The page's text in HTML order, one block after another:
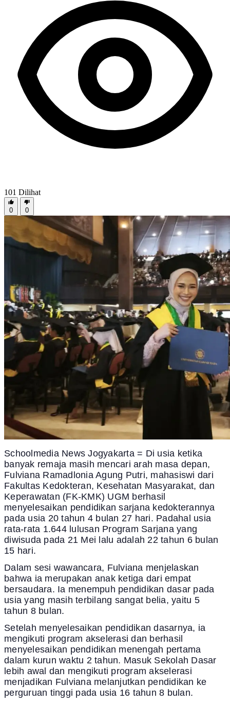
101 Dilihat
0 0
Schoolmedia News Jogyakarta = Di usia ketika
banyak remaja masih mencari arah masa depan,
Fulviana Ramadlonia Agung Putri, mahasiswi dari
Fakultas Kedokteran, Kesehatan Masyarakat, dan
Keperawatan (FK-KMK) UGM berhasil
menyelesaikan pendidikan sarjana kedokterannya
pada usia 20 tahun 4 bulan 27 hari. Padahal usia
rata-rata 1.644 lulusan Program Sarjana yang
diwisuda pada 21 Mei lalu adalah 22 tahun 6 bulan
15 hari.
Dalam sesi wawancara, Fulviana menjelaskan
bahwa ia merupakan anak ketiga dari empat
bersaudara. Ia menempuh pendidikan dasar pada
usia yang masih terbilang sangat belia, yaitu 5
tahun 8 bulan.
Setelah menyelesaikan pendidikan dasarnya, ia
mengikuti program akselerasi dan berhasil
menyelesaikan pendidikan menengah pertama
dalam kurun waktu 2 tahun. Masuk Sekolah Dasar
lebih awal dan mengikuti program akselerasi
menjadikan Fulviana melanjutkan pendidikan ke
perguruan tinggi pada usia 16 tahun 8 bulan.